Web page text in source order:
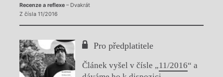
Recenze a reflexe– Dvakrát
Z čísla 11/2016
Pro předplatitele
Článek vyšel v čísle „11/2016“ a